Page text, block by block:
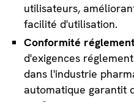
utilisateurs,
facilité d'utilisation.
Conformité
d'exigences
dans l'industrie
automatique garantit